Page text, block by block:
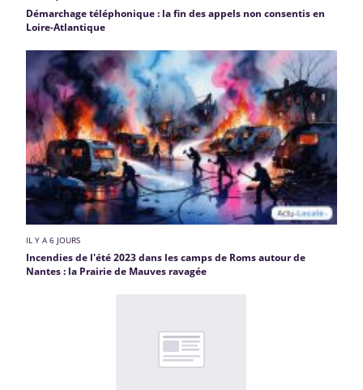
Démarchage téléphonique : la fin des appels non consentis en
Loire-Atlantique
IL Y A 6 JOURS
Incendies de l'été 2023 dans les camps de Roms autour de
Nantes : la Prairie de Mauves ravagée